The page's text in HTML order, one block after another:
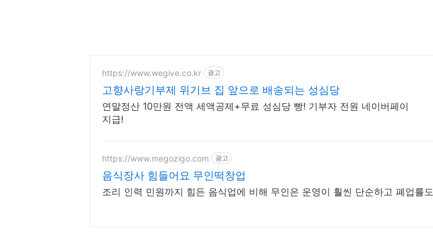
https://www.wegive.co.kr 광고
고향사랑기부제 위기브 집 앞으로 배송되는 성심당
연말정산 10만원 전액 세액공제+무료 성심당 빵! 기부자 전원 네이버페이
지급!
https://www.megozigo.com 광고
음식장사 힘들어요 무인떡창업
조리 인력 민원까지 힘든 음식업에 비해 무인은 운영이 훨씬 단순하고 폐업률